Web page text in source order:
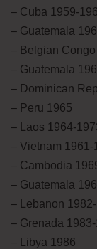
– Cuba 1959-
– Guatemala
– Belgian
– Guatemala
– Dominican
– Peru 1965
– Laos 1964-
– Vietnam 1961-
– Cambodia
– Guatemala
– Lebanon
– Grenada
– Libya 1986